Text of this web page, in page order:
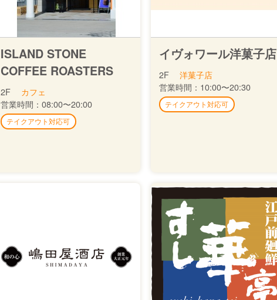
ISLAND STONE
COFFEE ROASTERS
2F
カフェ
営業時間： 08:00〜20:00
テイクアウト対応可
イヴォワール洋菓子店
2F
洋菓子店
営業時間： 10:00〜20:30
テイクアウト対応可